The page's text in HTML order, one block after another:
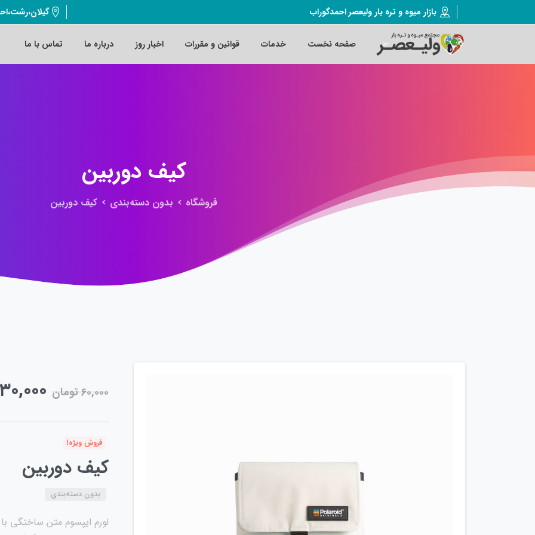
بازار میوه و تره بار ولیعصر احمدگوراب
صفحه نخست خدمات قوانین و مقررات اخبار روز درباره ما تماس با ما
کیف دوربین
فروشگاه بدون دسته‌بندی کیف دوربین
۶۰,۰۰۰تومان ۳۰,۰۰۰
فروش ویژه!
کیف دوربین
بدون دسته‌بندی
لورم ایپسوم متن ساختگی